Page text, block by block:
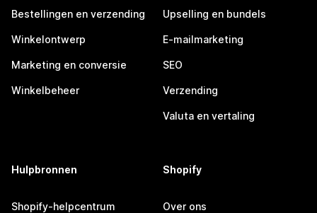
Bestellingen en verzending
Winkelontwerp
Marketing en conversie
Winkelbeheer
Upselling en bundels
E-mailmarketing
SEO
Verzending
Valuta en vertaling
Hulpbronnen
Shopify-helpcentrum
Shopify
Over ons